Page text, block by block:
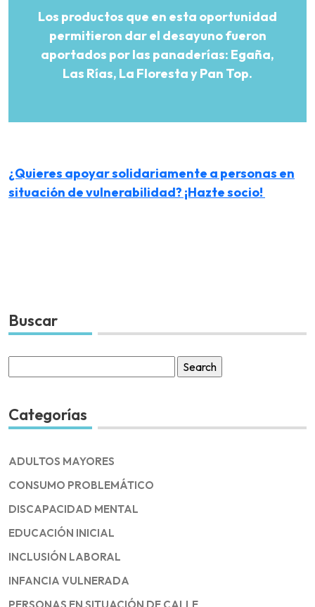
Los productos que en esta oportunidad
permitieron dar el desayuno fueron
aportados por las panaderías: Egaña,
Las Rías, La Floresta y Pan Top.
¿Quieres apoyar solidariamente a personas en
situación de vulnerabilidad? ¡Hazte socio!
Buscar
for:
Categorías
ADULTOS MAYORES
CONSUMO PROBLEMÁTICO
DISCAPACIDAD MENTAL
EDUCACIÓN INICIAL
INCLUSIÓN LABORAL
INFANCIA VULNERADA